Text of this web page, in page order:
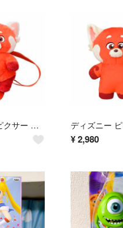
ディズニー ピクサー 私ときどきレッサーパンダ ぬいぐるみ リュック
¥ 2,980